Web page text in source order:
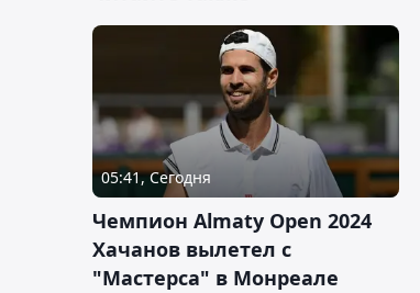
05:41, Сегодня
Чемпион Almaty Open 2024
Хачанов вылетел с
"Мастерса" в Монреале